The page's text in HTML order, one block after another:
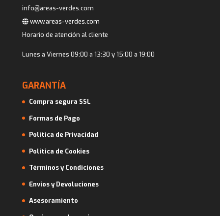
info@areas-verdes.com
www.areas-verdes.com
Horario de atención al cliente
Lunes a Viernes 09:00 a 13:30 y 15:00 a 19:00
GARANTÍA
Compra segura SSL
Formas de Pago
Política de Privacidad
Política de Cookies
Términos y Condiciones
Envíos y Devoluciones
Asesoramiento